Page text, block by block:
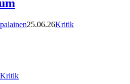
25.06.26Kritik
Kritik